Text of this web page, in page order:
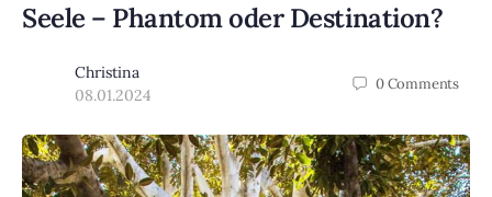
Seele – Phantom oder Destination?
Christina
08.01.2024
0Comments